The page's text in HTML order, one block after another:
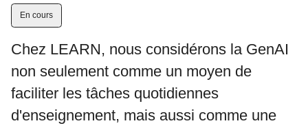
En cours
Chez LEARN, nous considérons la GenAI
non seulement comme un moyen de
faciliter les tâches quotidiennes
d'enseignement, mais aussi comme une